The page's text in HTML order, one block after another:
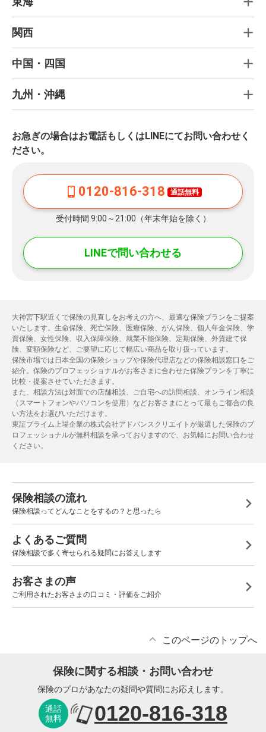
関西
中国・四国
九州・沖縄
お急ぎの場合はお電話もしくはLINEにてお問い合わせく
ださい。
0120-816-318 通話無料
受付時間 9:00～21:00（年末年始を除く）
LINEで問い合わせる
大神宮下駅近くで保険の見直しをお考えの方へ、最適な保険プランをご提案
いたします。生命保険、死亡保険、医療保険、がん保険、個人年金保険、学
資保険、女性保険、収入保障保険、就業不能保険、定期保険、外貨建て保
険、変額保険など、ご要望に応じて幅広い商品を取り扱っています。
保険市場では日本全国の保険ショップや保険代理店などの保険相談窓口をご
紹介。保険のプロフェッショナルがお客さまに合わせた保険プランを丁寧に
比較・提案させていただきます。
また、相談方法は対面での店舗相談、ご自宅への訪問相談、オンライン相談
（スマートフォンやパソコンを使用）などお客さまにとって最もご都合の良
い方法をお選びいただけます。
東証プライム上場企業の株式会社アドバンスクリエイトが厳選した保険のプ
ロフェッショナルが無料相談を承っておりますので、お気軽にお問い合わせ
ください。
保険相談の流れ
保険相談ってどんなことをするの？と思ったら
よくあるご質問
保険相談で多く寄せられる疑問にお答えします
お客さまの声
ご利用されたお客さまの口コミ・評価をご紹介
このページのトップへ
保険に関する相談・お問い合わせ
保険のプロがあなたの疑問や質問にお応えします。
通話
無料
0120-816-318